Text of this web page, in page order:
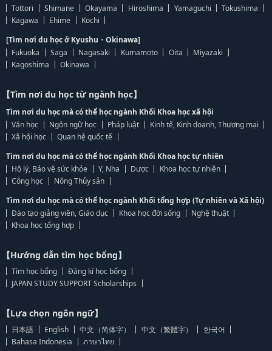
Tottori
Shimane Okayama Hiroshima Yamaguchi
Tokushima
Kagawa
Ehime
Kochi
[Tìm nơi du học ở Kyushu・Okinawa]
Fukuoka
Saga Nagasaki Kumamoto Oita
Miyazaki
Kagoshima
Okinawa
【Tìm nơi du học từ ngành học】
Tìm nơi du học mà có thể học ngành Khối Khoa học xã hội
Văn học
Ngôn ngữ học Pháp luật
Kinh tế, Kinh doanh, Thương mại
Xã hội học
Quan hệ quốc tế
Tìm nơi du học mà có thể học ngành Khối Khoa học tự nhiên
Hộ lý, Bảo vệ sức khỏe
Y, Nha Dược
Khoa học tự nhiên
Công học
Nông Thủy sản
Tìm nơi du học mà có thể học ngành Khối tổng hợp (Tự nhiên và Xã hội)
Đào tạo giảng viên, Giáo dục
Khoa học đời sống
Nghệ thuật
Khoa học tổng hợp
【Hướng dẫn tìm học bổng】
Tìm học bổng
Đăng kí học bổng
JAPAN STUDY SUPPORT Scholarships
【Lựa chọn ngôn ngữ】
日本語 English 中文（简体字） 中文（繁體字）
한국어
Bahasa Indonesia
ภาษาไทย